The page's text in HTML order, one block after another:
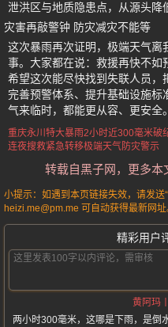
泄洪区与地质隐患点，从源头降
灾害再敲警钟 防灾减灾不能等
这次暴雨再次证明，极端天气
事。大家都在说：救援再快不如
希望这次能尽快找到失联人员，
完善预警体系、提升基础设施
气来临时，都能更从容、更安全。
重庆永川特大暴雨2小时近300毫米破
连夜搜救紧急转移极端天气防灾警示
转载自黑子网，更多
小提示：如遇到本页链接失效，请发送
heizi.me@pm.me 可自动获得最新网
精彩用户
黄阿玛
两小时300毫米，这哪是下雨，是倒